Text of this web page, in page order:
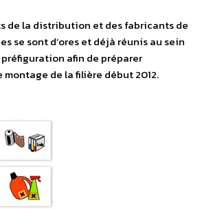
de la distribution et des fabricants de
se sont d’ores et déjà réunis au sein
préfiguration afin de préparer
de la filière début 2012.